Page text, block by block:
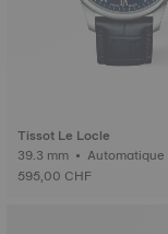
Tissot Le Locle
39.3 mm • Automatique
595,00 CHF